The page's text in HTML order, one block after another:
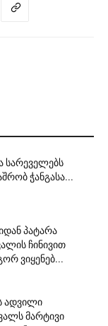
სარეველებს
ჭანგასა...
პატარა
ჩინივით
ვიყენებ...
ადვილი
მარტივი